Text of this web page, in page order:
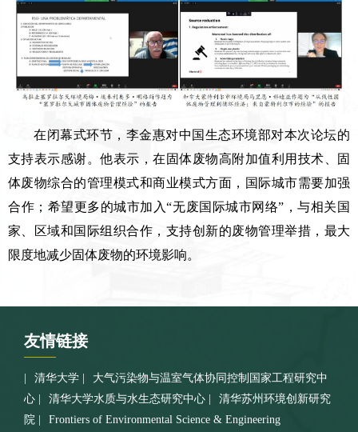
在闭幕式环节，李金惠对中国生态环境部对本次论坛的
支持表示感谢。他表示，在固体废物高附加值利用技术、固
体废物综合的管理模式和商业模式方面，国际城市需要加强
合作；希望更多的城市加入“无废国际城市网络”，与相关国
家、区域和国际组织合作，支持创新的废物管理举措，最大
限度地减少固体废物的环境影响。
友情链接
清华大学
大气污染物与温室气体协同控制国家工程研究中
心
清华大学水质与水生态研究中心
清华苏州环境创新研究
院
Frontiers of Environmental Science & Engineering